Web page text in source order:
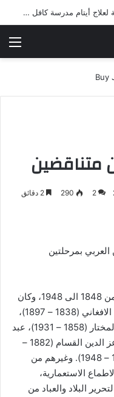
شرطة ميسان تلقي القبض على مطلقي العيارات النارية أثناء تشييع جنائزي في العمارة
متناقضين
2
290
بمرحلتين
المرحلة الاولى، وانحصرت بالمدة من 1848 الى 1948، وكان
من أبرز قادتها العظام: جمال الدين الافغاني (1838 – 1897)،
احمد عرابي (1841 – 1911)، عمر المختار (1858 – 1931)، عبد
الكريم الخطابي (1882 – 1963)، عز الدين القسام (1882 –
1935)، عبد القادر الحسيني (1907 – 1948). وغيرهم من
الاستعمارية،
البلاد والعباد من